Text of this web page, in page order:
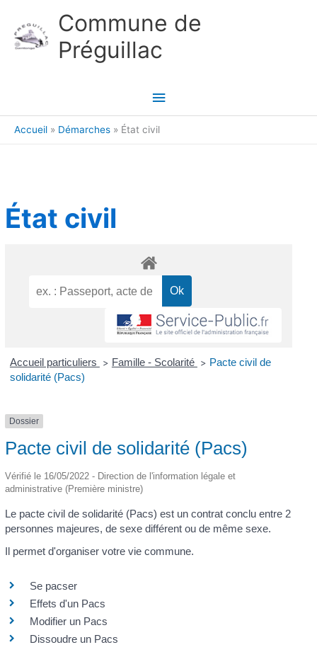
Commune de
Préguillac
Menu
principal
Accueil Démarches État civil
État civil
Accueil particuliers > Famille - Scolarité > Pacte civil de
solidarité (Pacs)
Dossier
Pacte civil de solidarité (Pacs)
Vérifié le 16/05/2022 - Direction de l'information légale et
administrative (Première ministre)
Le pacte civil de solidarité (Pacs) est un contrat conclu entre 2
personnes majeures, de sexe différent ou de même sexe.
Il permet d'organiser votre vie commune.
Se pacser
Effets d'un Pacs
Modifier un Pacs
Dissoudre un Pacs